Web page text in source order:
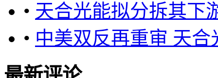
• 天合光能拟分拆其下
• 中美双反再重审 天